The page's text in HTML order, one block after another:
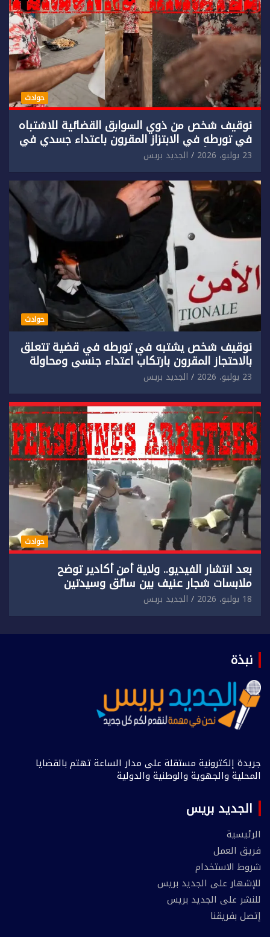
حوادث
توقيف شخص من ذوي السوابق القضائية للاشتباه
في تورطه في الابتزاز المقرون باعتداء جسدي في
حق سائح أجنبي.
23 يوليو، 2026 الجديد بريس
حوادث
توقيف شخص يشتبه في تورطه في قضية تتعلق
بالاحتجاز المقرون بارتكاب اعتداء جنسي ومحاولة
إضرام النار عمدا.
23 يوليو، 2026 الجديد بريس
حوادث
بعد انتشار الفيديو.. ولاية أمن أكادير توضح
ملابسات شجار عنيف بين سائق وسيدتين
18 يوليو، 2026 الجديد بريس
نبذة
جريدة إلكترونية مستقلة على مدار الساعة تهتم بالقضايا
المحلية والجهوية والوطنية والدولية
الجديد بريس
الرئيسية
فريق العمل
شروط الاستخدام
للإشهار على الجديد بريس
للنشر على الجديد بريس
إتصل بفريقنا